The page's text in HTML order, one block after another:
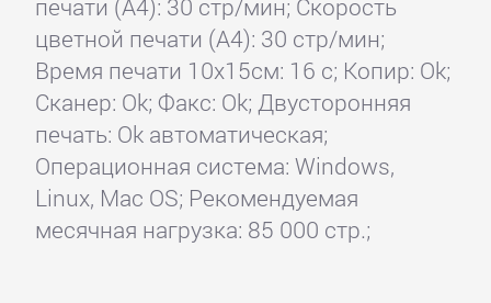
печати (А4): 30 стр/мин; Скорость
цветной печати (А4): 30 стр/мин;
Время печати 10x15см: 16 с; Копир: Ok;
Сканер: Ok; Факс: Ok; Двусторонняя
печать: Ok автоматическая;
Операционная система: Windows,
Linux, Mac OS; Рекомендуемая
месячная нагрузка: 85 000 стр.;